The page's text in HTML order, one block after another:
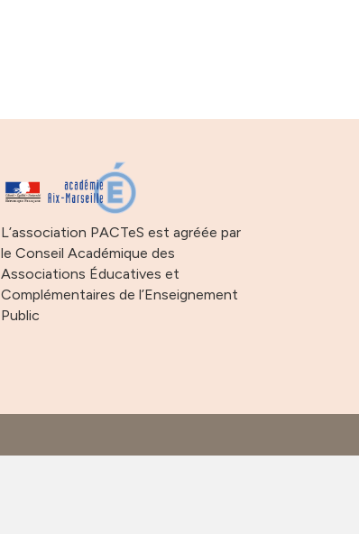
L’association PACTeS est agréée par
le Conseil Académique des
Associations Éducatives et
Complémentaires de l’Enseignement
Public